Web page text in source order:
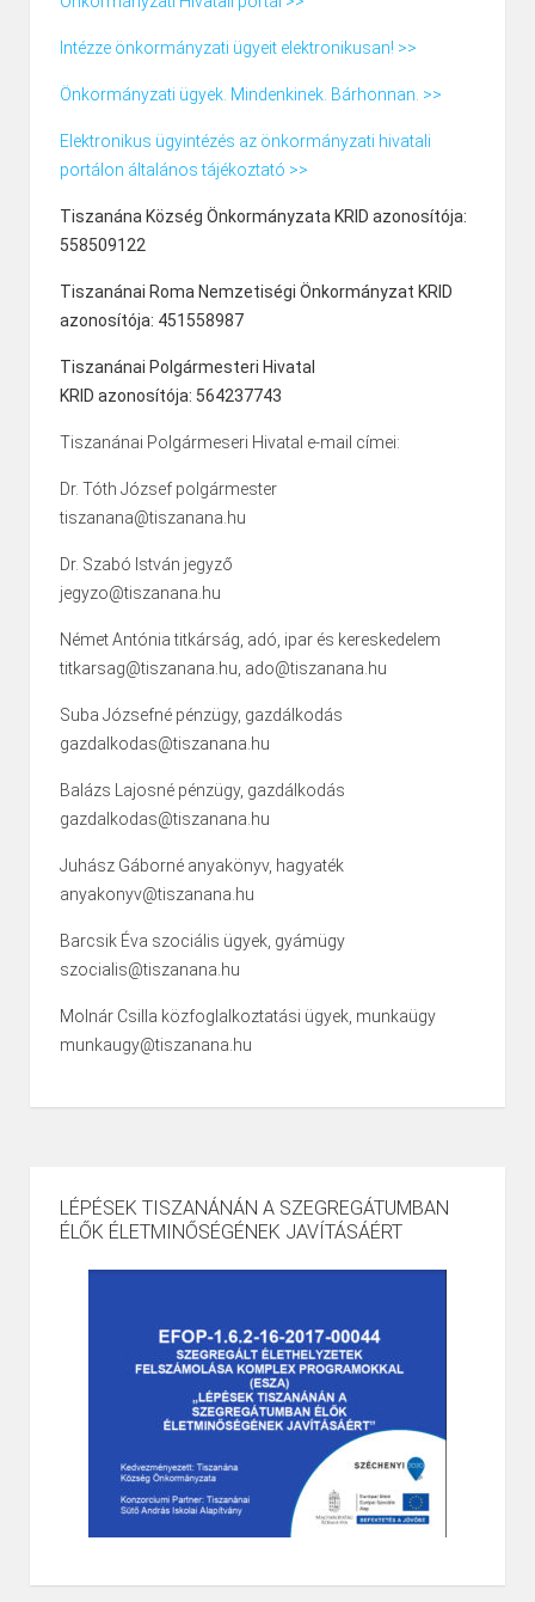
Intézze önkormányzati ügyeit elektronikusan! >>
Önkormányzati ügyek. Mindenkinek. Bárhonnan. >>
Elektronikus ügyintézés az önkormányzati hivatali
portálon általános tájékoztató >>
Tiszanána Község Önkormányzata KRID azonosítója:
558509122
Tiszanánai Roma Nemzetiségi Önkormányzat KRID
azonosítója: 451558987
Tiszanánai Polgármesteri Hivatal
KRID azonosítója: 564237743
Tiszanánai Polgármeseri Hivatal e-mail címei:
Dr. Tóth József polgármester
tiszanana@tiszanana.hu
Dr. Szabó István jegyző
jegyzo@tiszanana.hu
Német Antónia titkárság, adó, ipar és kereskedelem
titkarsag@tiszanana.hu, ado@tiszanana.hu
Suba Józsefné pénzügy, gazdálkodás
gazdalkodas@tiszanana.hu
Balázs Lajosné pénzügy, gazdálkodás
gazdalkodas@tiszanana.hu
Juhász Gáborné anyakönyv, hagyaték
anyakonyv@tiszanana.hu
Barcsik Éva szociális ügyek, gyámügy
szocialis@tiszanana.hu
Molnár Csilla közfoglalkoztatási ügyek, munkaügy
munkaugy@tiszanana.hu
LÉPÉSEK TISZANÁNÁN A SZEGREGÁTUMBAN
ÉLŐK ÉLETMINŐSÉGÉNEK JAVÍTÁSÁÉRT